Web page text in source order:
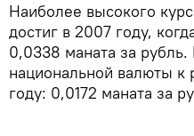
Наиболее высокого
достиг в 2007 году,
0,0338 маната за
национальной валюты к
году: 0,0172 маната за